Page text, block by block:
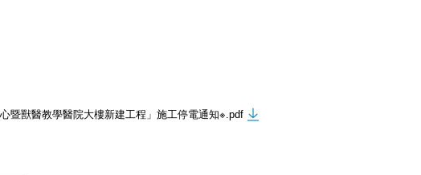
暨獸醫教學醫院大樓新建工程」施工停電通知※.pdf